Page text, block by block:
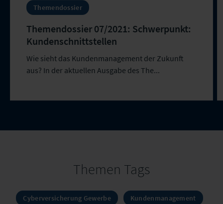
Themendossier
Themendossier 07/2021: Schwerpunkt:
Kundenschnittstellen
Wie sieht das Kundenmanagement der Zukunft
aus? In der aktuellen Ausgabe des The...
Themen Tags
Cyberversicherung Gewerbe Kundenmanagement